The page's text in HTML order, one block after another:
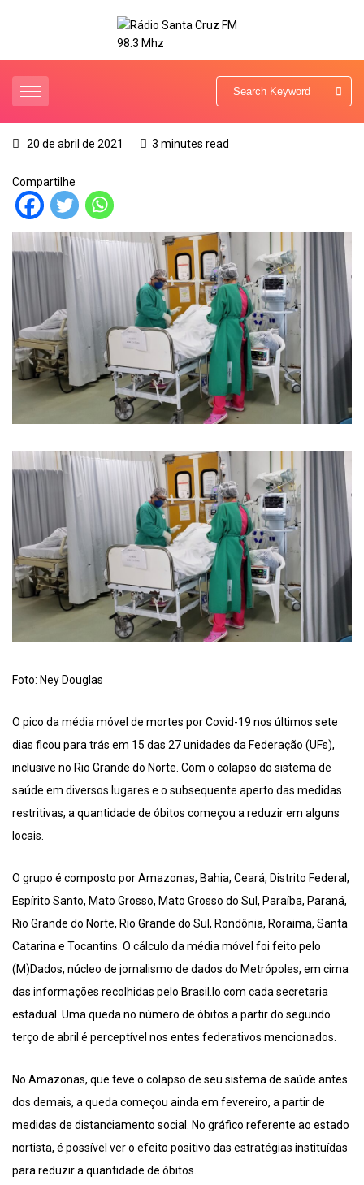
20 de abril de 2021 3 minutes read
Compartilhe
Foto: Ney Douglas
O pico da média móvel de mortes por Covid-19 nos últimos sete
dias ficou para trás em 15 das 27 unidades da Federação (UFs),
inclusive no Rio Grande do Norte. Com o colapso do sistema de
saúde em diversos lugares e o subsequente aperto das medidas
restritivas, a quantidade de óbitos começou a reduzir em alguns
locais.
O grupo é composto por Amazonas, Bahia, Ceará, Distrito Federal,
Espírito Santo, Mato Grosso, Mato Grosso do Sul, Paraíba, Paraná,
Rio Grande do Norte, Rio Grande do Sul, Rondônia, Roraima, Santa
Catarina e Tocantins. O cálculo da média móvel foi feito pelo
(M)Dados, núcleo de jornalismo de dados do Metrópoles, em cima
das informações recolhidas pelo Brasil.Io com cada secretaria
estadual. Uma queda no número de óbitos a partir do segundo
terço de abril é perceptível nos entes federativos mencionados.
No Amazonas, que teve o colapso de seu sistema de saúde antes
dos demais, a queda começou ainda em fevereiro, a partir de
medidas de distanciamento social. No gráfico referente ao estado
nortista, é possível ver o efeito positivo das estratégias instituídas
para reduzir a quantidade de óbitos.